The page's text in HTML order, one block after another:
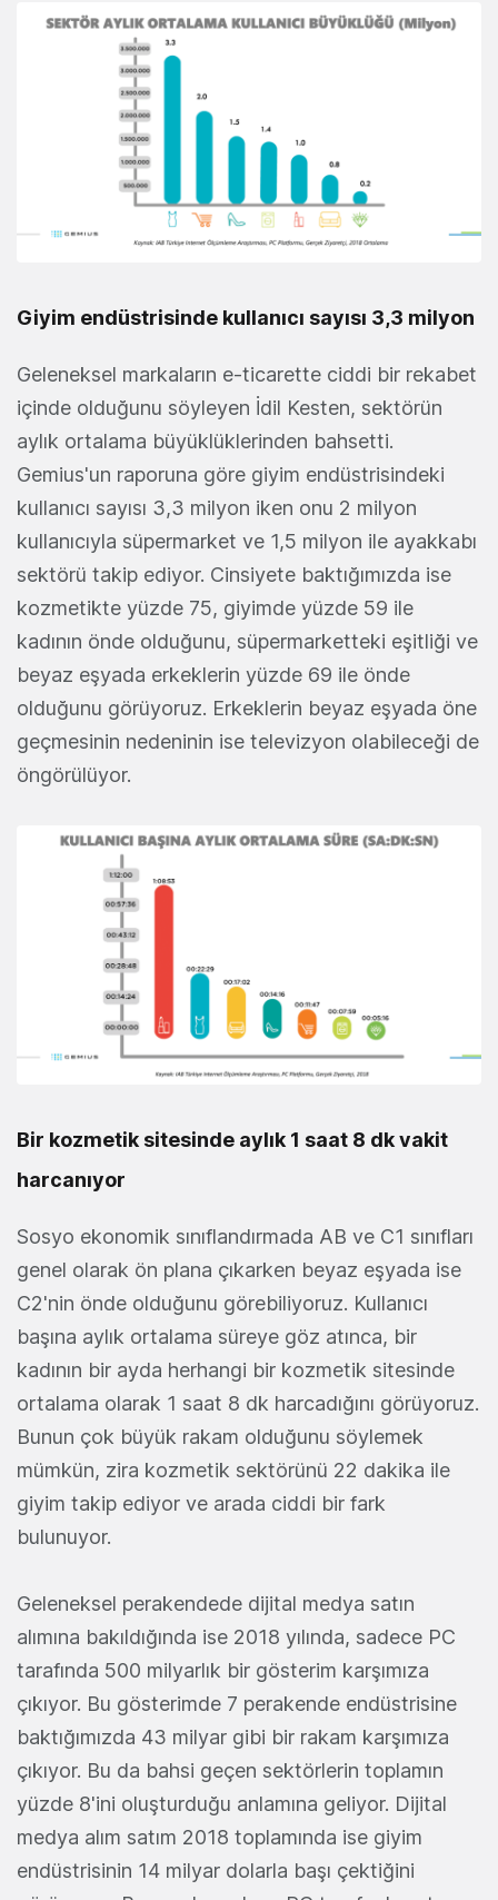
Giyim endüstrisinde kullanıcı sayısı 3,3 milyon
Geleneksel markaların e-ticarette ciddi bir rekabet
içinde olduğunu söyleyen İdil Kesten, sektörün
aylık ortalama büyüklüklerinden bahsetti.
Gemius'un raporuna göre giyim endüstrisindeki
kullanıcı sayısı 3,3 milyon iken onu 2 milyon
kullanıcıyla süpermarket ve 1,5 milyon ile ayakkabı
sektörü takip ediyor. Cinsiyete baktığımızda ise
kozmetikte yüzde 75, giyimde yüzde 59 ile
kadının önde olduğunu, süpermarketteki eşitliği ve
beyaz eşyada erkeklerin yüzde 69 ile önde
olduğunu görüyoruz. Erkeklerin beyaz eşyada öne
geçmesinin nedeninin ise televizyon olabileceği de
öngörülüyor.
Bir kozmetik sitesinde aylık 1 saat 8 dk vakit
harcanıyor
Sosyo ekonomik sınıflandırmada AB ve C1 sınıfları
genel olarak ön plana çıkarken beyaz eşyada ise
C2'nin önde olduğunu görebiliyoruz. Kullanıcı
başına aylık ortalama süreye göz atınca, bir
kadının bir ayda herhangi bir kozmetik sitesinde
ortalama olarak 1 saat 8 dk harcadığını görüyoruz.
Bunun çok büyük rakam olduğunu söylemek
mümkün, zira kozmetik sektörünü 22 dakika ile
giyim takip ediyor ve arada ciddi bir fark
bulunuyor.
Geleneksel perakendede dijital medya satın
alımına bakıldığında ise 2018 yılında, sadece PC
tarafında 500 milyarlık bir gösterim karşımıza
çıkıyor. Bu gösterimde 7 perakende endüstrisine
baktığımızda 43 milyar gibi bir rakam karşımıza
çıkıyor. Bu da bahsi geçen sektörlerin toplamın
yüzde 8'ini oluşturduğu anlamına geliyor. Dijital
medya alım satım 2018 toplamında ise giyim
endüstrisinin 14 milyar dolarla başı çektiğini